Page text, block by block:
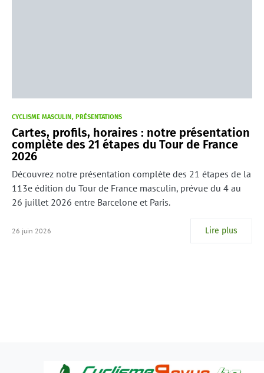
CYCLISME MASCULIN PRÉSENTATIONS
Cartes, profils, horaires : notre présentation
complète des 21 étapes du Tour de France
2026
Découvrez notre présentation complète des 21 étapes de la
113e édition du Tour de France masculin, prévue du 4 au
26 juillet 2026 entre Barcelone et Paris.
26 juin 2026 Lire plus